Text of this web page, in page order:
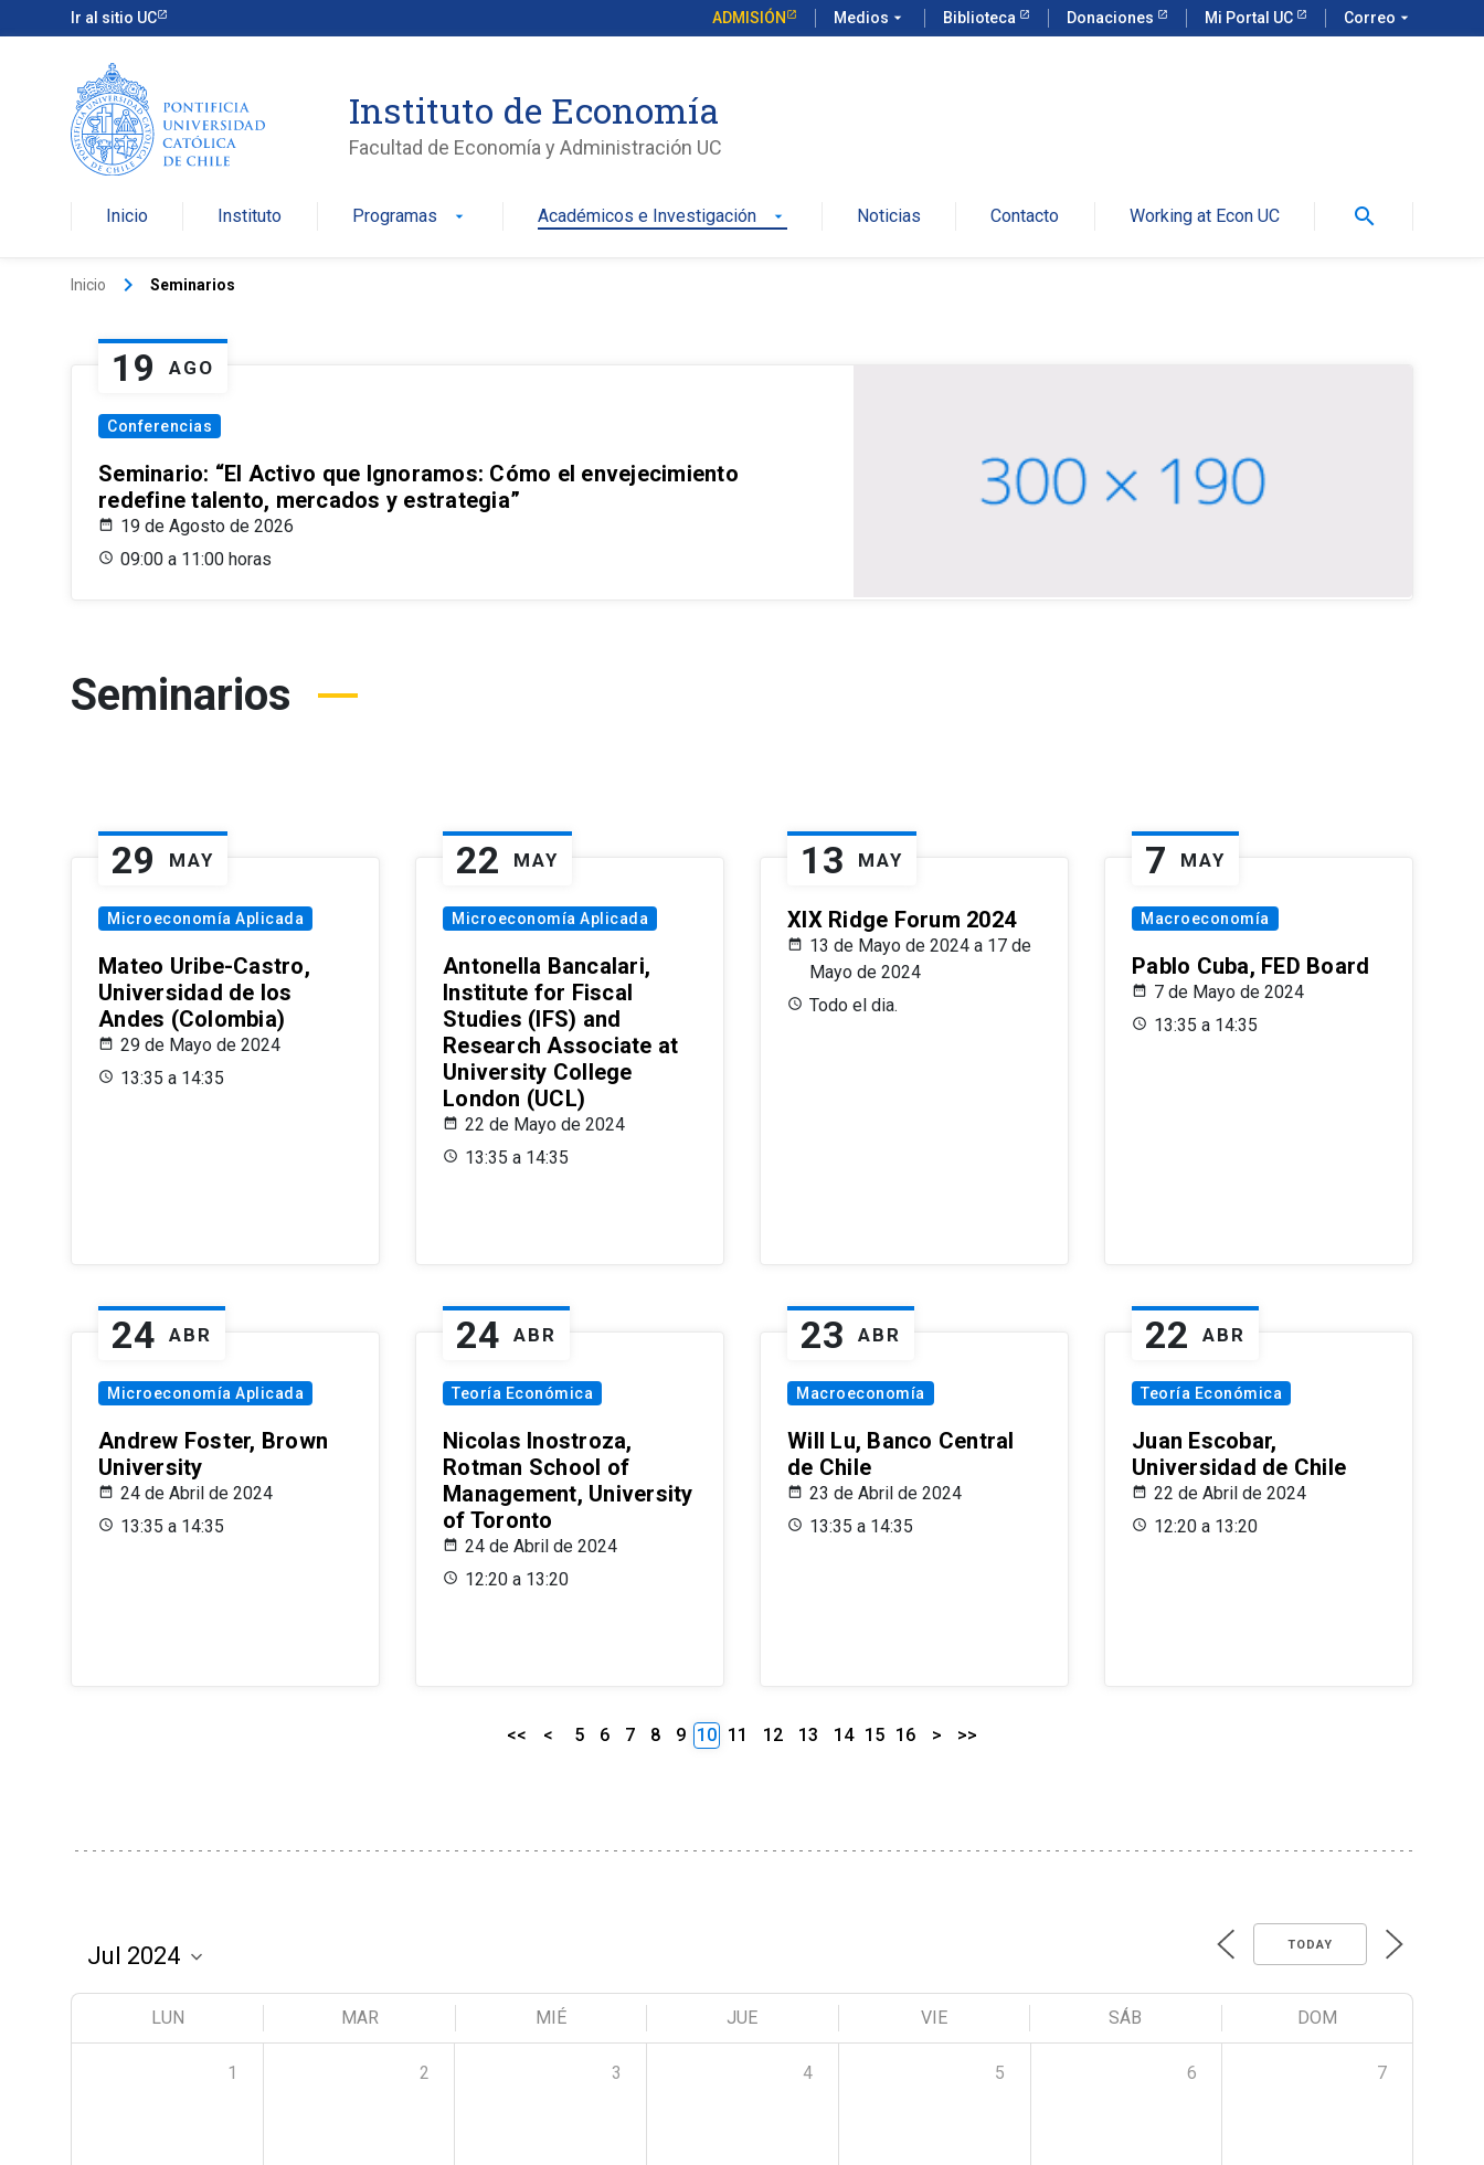
Ir al sitio UC ADMISIÓN Medios arrow_drop_down Biblioteca Donaciones Mi Portal UC Correo arrow_drop_down
Instituto de Economía
Facultad de Economía y Administración UC
Inicio Instituto Programas arrow_drop_down Académicos e Investigación arrow_drop_down Noticias Contacto Working at Econ UC search
Inicio keyboard_arrow_right Seminarios
19 AGO
Conferencias
Seminario: “El Activo que Ignoramos: Cómo el envejecimiento
redefine talento, mercados y estrategia”
19 de Agosto de 2026
09:00 a 11:00 horas
Seminarios
29 MAY
Microeconomía Aplicada
Mateo Uribe-Castro,
Universidad de los
Andes (Colombia)
29 de Mayo de 2024
13:35 a 14:35
22 MAY
Microeconomía Aplicada
Antonella Bancalari,
Institute for Fiscal
Studies (IFS) and
Research Associate at
University College
London (UCL)
22 de Mayo de 2024
13:35 a 14:35
13 MAY
XIX Ridge Forum 2024
13 de Mayo de 2024 a 17 de
Mayo de 2024
Todo el dia.
7 MAY
Macroeconomía
Pablo Cuba, FED Board
7 de Mayo de 2024
13:35 a 14:35
24 ABR
Microeconomía Aplicada
Andrew Foster, Brown
University
24 de Abril de 2024
13:35 a 14:35
24 ABR
Teoría Económica
Nicolas Inostroza,
Rotman School of
Management, University
of Toronto
24 de Abril de 2024
12:20 a 13:20
23 ABR
Macroeconomía
Will Lu, Banco Central
de Chile
23 de Abril de 2024
13:35 a 14:35
22 ABR
Teoría Económica
Juan Escobar,
Universidad de Chile
22 de Abril de 2024
12:20 a 13:20
<< < 5 6 7 8 9 10 11 12 13 14 15 16 > >>
TODAY
LUN MAR MIÉ JUE VIE SÁB DOM
1 2 3 4 5 6 7